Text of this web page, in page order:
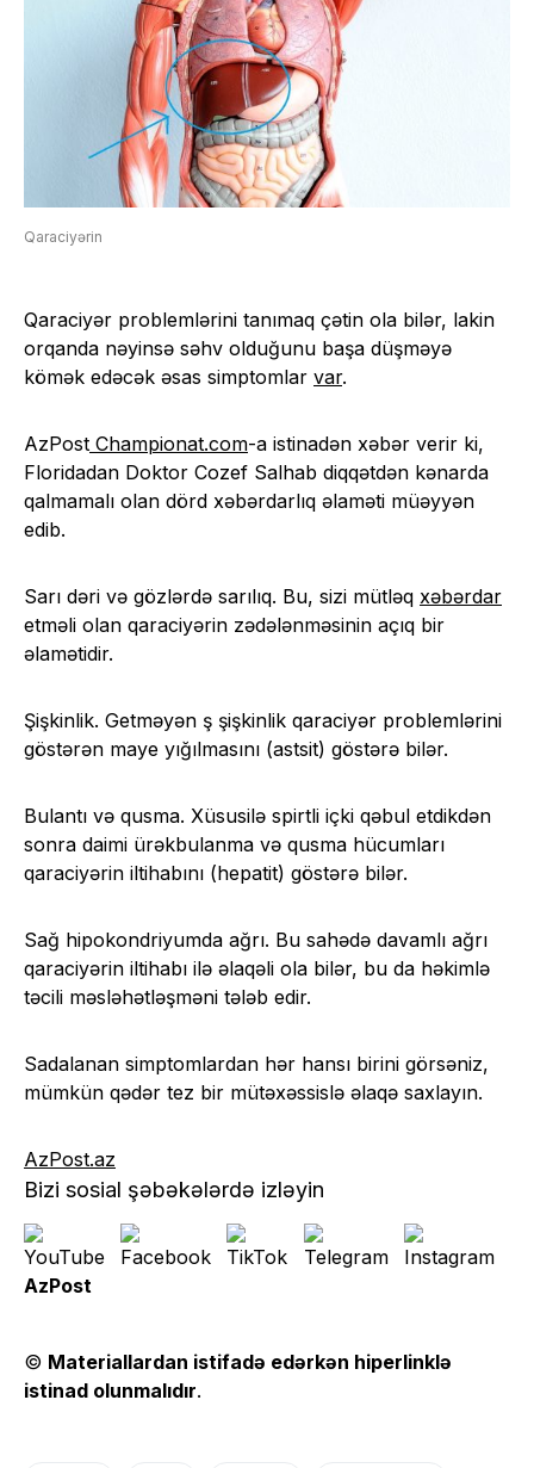
Qaraciyərin
Qaraciyər problemlərini tanımaq çətin ola bilər, lakin
orqanda nəyinsə səhv olduğunu başa düşməyə
kömək edəcək əsas simptomlar var.
AzPost Championat.com-a istinadən xəbər verir ki,
Floridadan Doktor Cozef Salhab diqqətdən kənarda
qalmamalı olan dörd xəbərdarlıq əlaməti müəyyən
edib.
Sarı dəri və gözlərdə sarılıq. Bu, sizi mütləq xəbərdar
etməli olan qaraciyərin zədələnməsinin açıq bir
əlamətidir.
Şişkinlik. Getməyən ş şişkinlik qaraciyər problemlərini
göstərən maye yığılmasını (astsit) göstərə bilər.
Bulantı və qusma. Xüsusilə spirtli içki qəbul etdikdən
sonra daimi ürəkbulanma və qusma hücumları
qaraciyərin iltihabını (hepatit) göstərə bilər.
Sağ hipokondriyumda ağrı. Bu sahədə davamlı ağrı
qaraciyərin iltihabı ilə əlaqəli ola bilər, bu da həkimlə
təcili məsləhətləşməni tələb edir.
Sadalanan simptomlardan hər hansı birini görsəniz,
mümkün qədər tez bir mütəxəssislə əlaqə saxlayın.
AzPost.az
Bizi sosial şəbəkələrdə izləyin
AzPost
© Materiallardan istifadə edərkən hiperlinklə
istinad olunmalıdır.